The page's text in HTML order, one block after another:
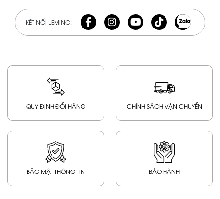
KẾT NỐI LEMINO:
QUY ĐỊNH ĐỔI HÀNG CHÍNH SÁCH VẬN CHUYỂN
BẢO MẬT THÔNG TIN BẢO HÀNH